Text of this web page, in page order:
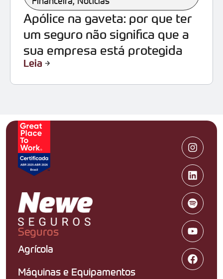
Apólice na gaveta: por que ter
um seguro não significa que a
sua empresa está protegida
Leia
Seguros
Agrícola
Máquinas e Equipamentos